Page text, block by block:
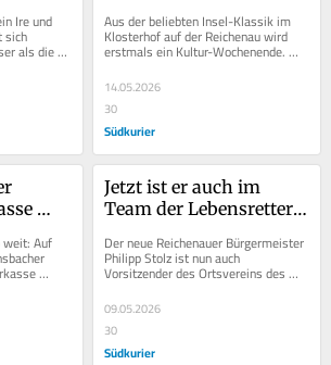
Ire und
sich
als die
Aus der beliebten Insel-Klassik im
Klosterhof auf der Reichenau wird
erstmals ein Kultur-Wochenende.
stimmungsvollen...
14.05.2026
30
Südkurier
Auf
für den
Jetzt ist er auch im
Team der Lebensretter:
Bürgermeister führt das
Rote Kreuz
Der neue Reichenauer Bürgermeister
Philipp Stolz ist nun auch
Vorsitzender des Ortsvereins des
wurde in der...
09.05.2026
30
Südkurier